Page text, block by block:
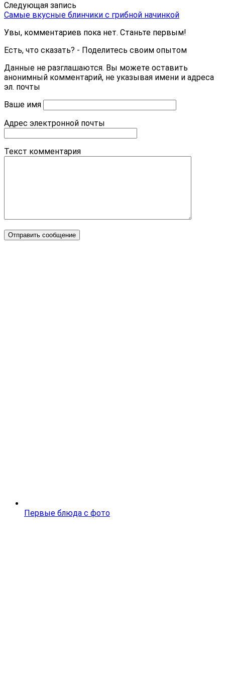
Следующая запись
Самые вкусные блинчики с грибной начинкой
Увы, комментариев пока нет. Станьте первым!
Есть, что сказать? - Поделитесь своим опытом
Данные не разглашаются. Вы можете оставить
анонимный комментарий, не указывая имени и адреса
эл. почты
Ваше имя
Адрес электронной почты
Текст комментария
Первые блюда с фото